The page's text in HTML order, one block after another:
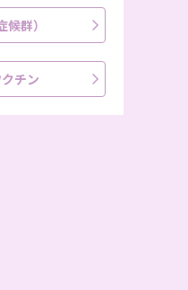
群）
チン